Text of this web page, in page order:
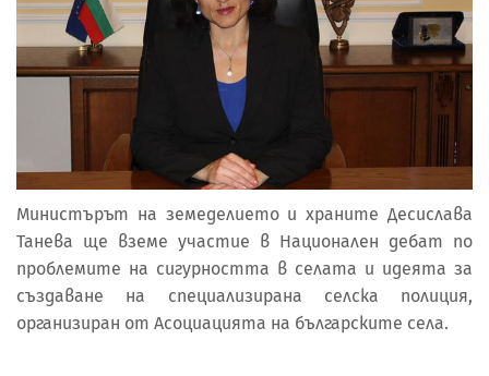
Министърът на земеделието и храните Десислава
Танева ще вземе участие в Национален дебат по
проблемите на сигурността в селата и идеята за
създаване на специализирана селска полиция,
организиран от Асоциацията на българските села.